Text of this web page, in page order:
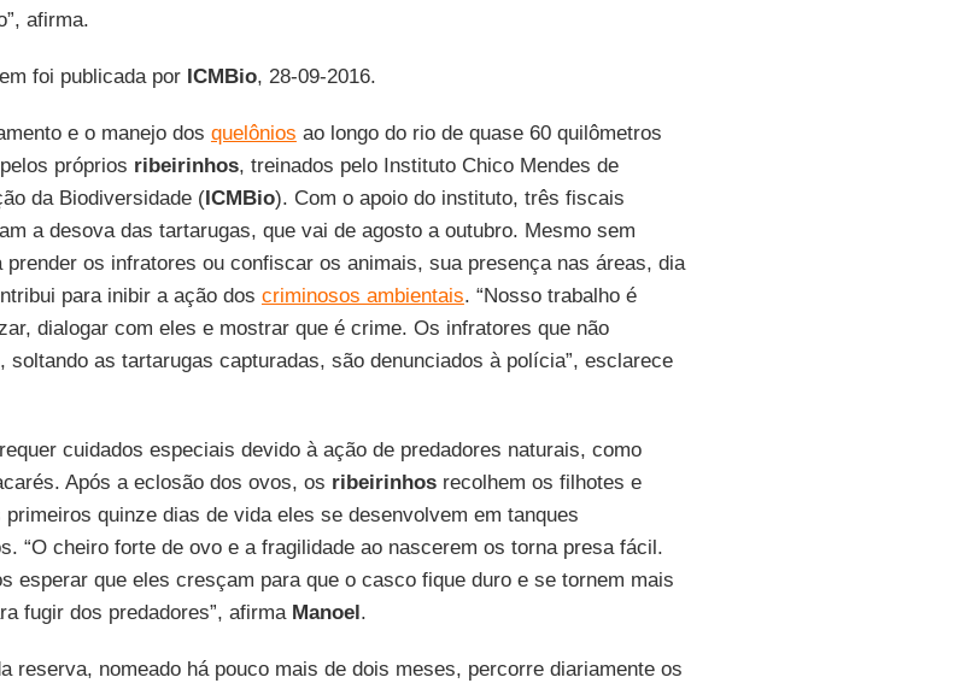
afirma.
foi publicada por ICMBio, 28-09-2016.
e o manejo dos quelônios ao longo do rio de quase 60 quilômetros
próprios ribeirinhos, treinados pelo Instituto Chico Mendes de
da Biodiversidade (ICMBio). Com o apoio do instituto, três fiscais
a desova das tartarugas, que vai de agosto a outubro. Mesmo sem
prender os infratores ou confiscar os animais, sua presença nas áreas, dia
para inibir a ação dos criminosos ambientais. “Nosso trabalho é
dialogar com eles e mostrar que é crime. Os infratores que não
soltando as tartarugas capturadas, são denunciados à polícia”, esclarece
cuidados especiais devido à ação de predadores naturais, como
Após a eclosão dos ovos, os ribeirinhosrecolhem os filhotes e
primeiros quinze dias de vida eles se desenvolvem em tanques
“O cheiro forte de ovo e a fragilidade ao nascerem os torna presa fácil.
esperar que eles cresçam para que o casco fique duro e se tornem mais
fugir dos predadores”, afirma Manoel.
reserva, nomeado há pouco mais de dois meses, percorre diariamente os